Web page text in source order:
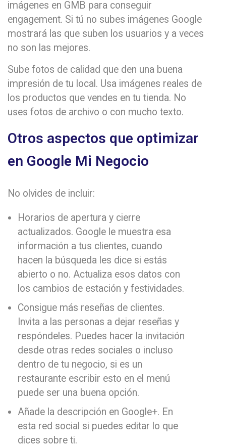
imágenes en GMB para conseguir
engagement. Si tú no subes imágenes Google
mostrará las que suben los usuarios y a veces
no son las mejores.
Sube fotos de calidad que den una buena
impresión de tu local. Usa imágenes reales de
los productos que vendes en tu tienda. No
uses fotos de archivo o con mucho texto.
Otros aspectos que optimizar
en Google Mi Negocio
No olvides de incluir:
Horarios de apertura y cierre
actualizados. Google le muestra esa
información a tus clientes, cuando
hacen la búsqueda les dice si estás
abierto o no. Actualiza esos datos con
los cambios de estación y festividades.
Consigue más reseñas de clientes.
Invita a las personas a dejar reseñas y
respóndeles. Puedes hacer la invitación
desde otras redes sociales o incluso
dentro de tu negocio, si es un
restaurante escribir esto en el menú
puede ser una buena opción.
Añade la descripción en Google+. En
esta red social si puedes editar lo que
dices sobre ti.